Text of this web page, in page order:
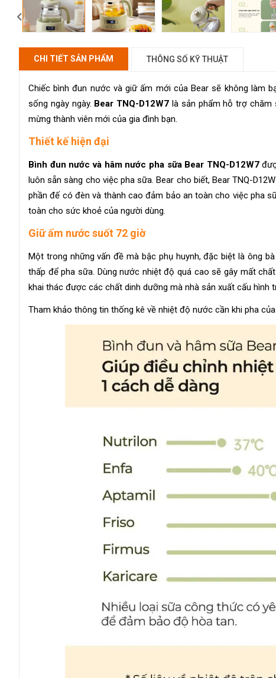
CHI TIẾT SẢN PHẨM THÔNG SỐ KỸ THUẬT
Chiếc bình đun nước và giữ ấm mới của Bear sẽ không làm
sống ngày ngày. Bear TNQ-D12W7 là sản phẩm hỗ trợ chăm
mừng thành viên mới của gia đình bạn.
Thiết kế hiện đại
Bình đun nước và hâm nước pha sữa Bear TNQ-D12W7
luôn sẵn sàng cho việc pha sữa. Bear cho biết, Bear TNQ-
phần đế có đèn và thành cao đảm bảo an toàn cho việc pha
toàn cho sức khoẻ của người dùng.
Giữ ấm nước suốt 72 giờ
Một trong những vấn đề mà bậc phụ huynh, đặc biệt là ông
thấp để pha sữa. Dùng nước nhiệt độ quá cao sẽ gây mất
khai thác được các chất dinh dưỡng mà nhà sản xuất cấu hình
Tham khảo thông tin thống kê về nhiệt độ nước cần khi pha